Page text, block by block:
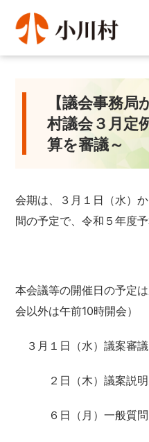
【議会事務局
村議会３月定
算を審議～
会期は、３月１日（水）
間の予定で、令和５年度
本会議等の開催日の予定
会以外は午前10時開会）
３月１日（水）議案審
２日（木）議案説明
６日（月）一般質問